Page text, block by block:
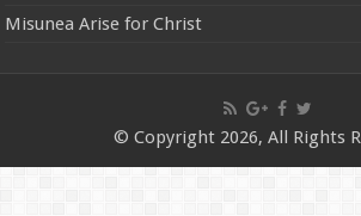
Misunea Arise for Christ
© Copyright 2026, All Rights